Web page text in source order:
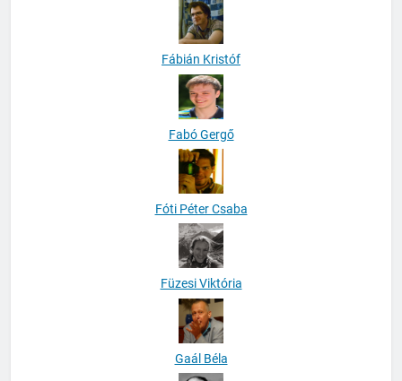
Fábián Kristóf
Fabó Gergő
Fóti Péter Csaba
Füzesi Viktória
Gaál Béla